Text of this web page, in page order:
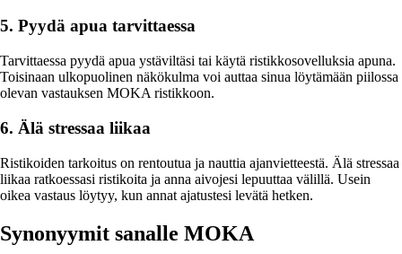
5. Pyydä apua tarvittaessa
Tarvittaessa pyydä apua ystäviltäsi tai käytä ristikkosovelluksia apuna.
Toisinaan ulkopuolinen näkökulma voi auttaa sinua löytämään piilossa
olevan vastauksen MOKA ristikkoon.
6. Älä stressaa liikaa
Ristikoiden tarkoitus on rentoutua ja nauttia ajanvietteestä. Älä stressaa
liikaa ratkoessasi ristikoita ja anna aivojesi lepuuttaa välillä. Usein
oikea vastaus löytyy, kun annat ajatustesi levätä hetken.
Synonyymit sanalle MOKA